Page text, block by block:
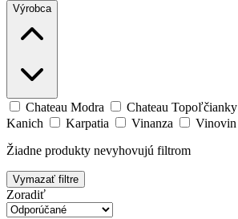
Výrobca
Chateau Modra Chateau Topoľčianky
Kanich
Karpatia Vinanza
Vinovin
Žiadne produkty nevyhovujú filtrom
Vymazať filtre
Zoradiť